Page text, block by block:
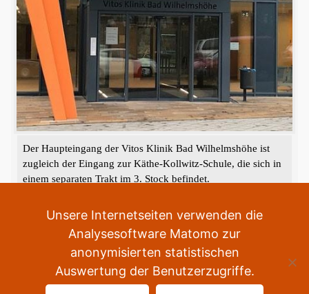
Der Haupteingang der Vitos Klinik Bad Wilhelmshöhe ist
zugleich der Eingang zur Käthe-Kollwitz-Schule, die sich in
einem separaten Trakt im 3. Stock befindet.
Unsere Internetseiten verwenden die
Analysesoftware Matomo zur
anonymisierten statistischen
Auswertung der Benutzerzugriffe.